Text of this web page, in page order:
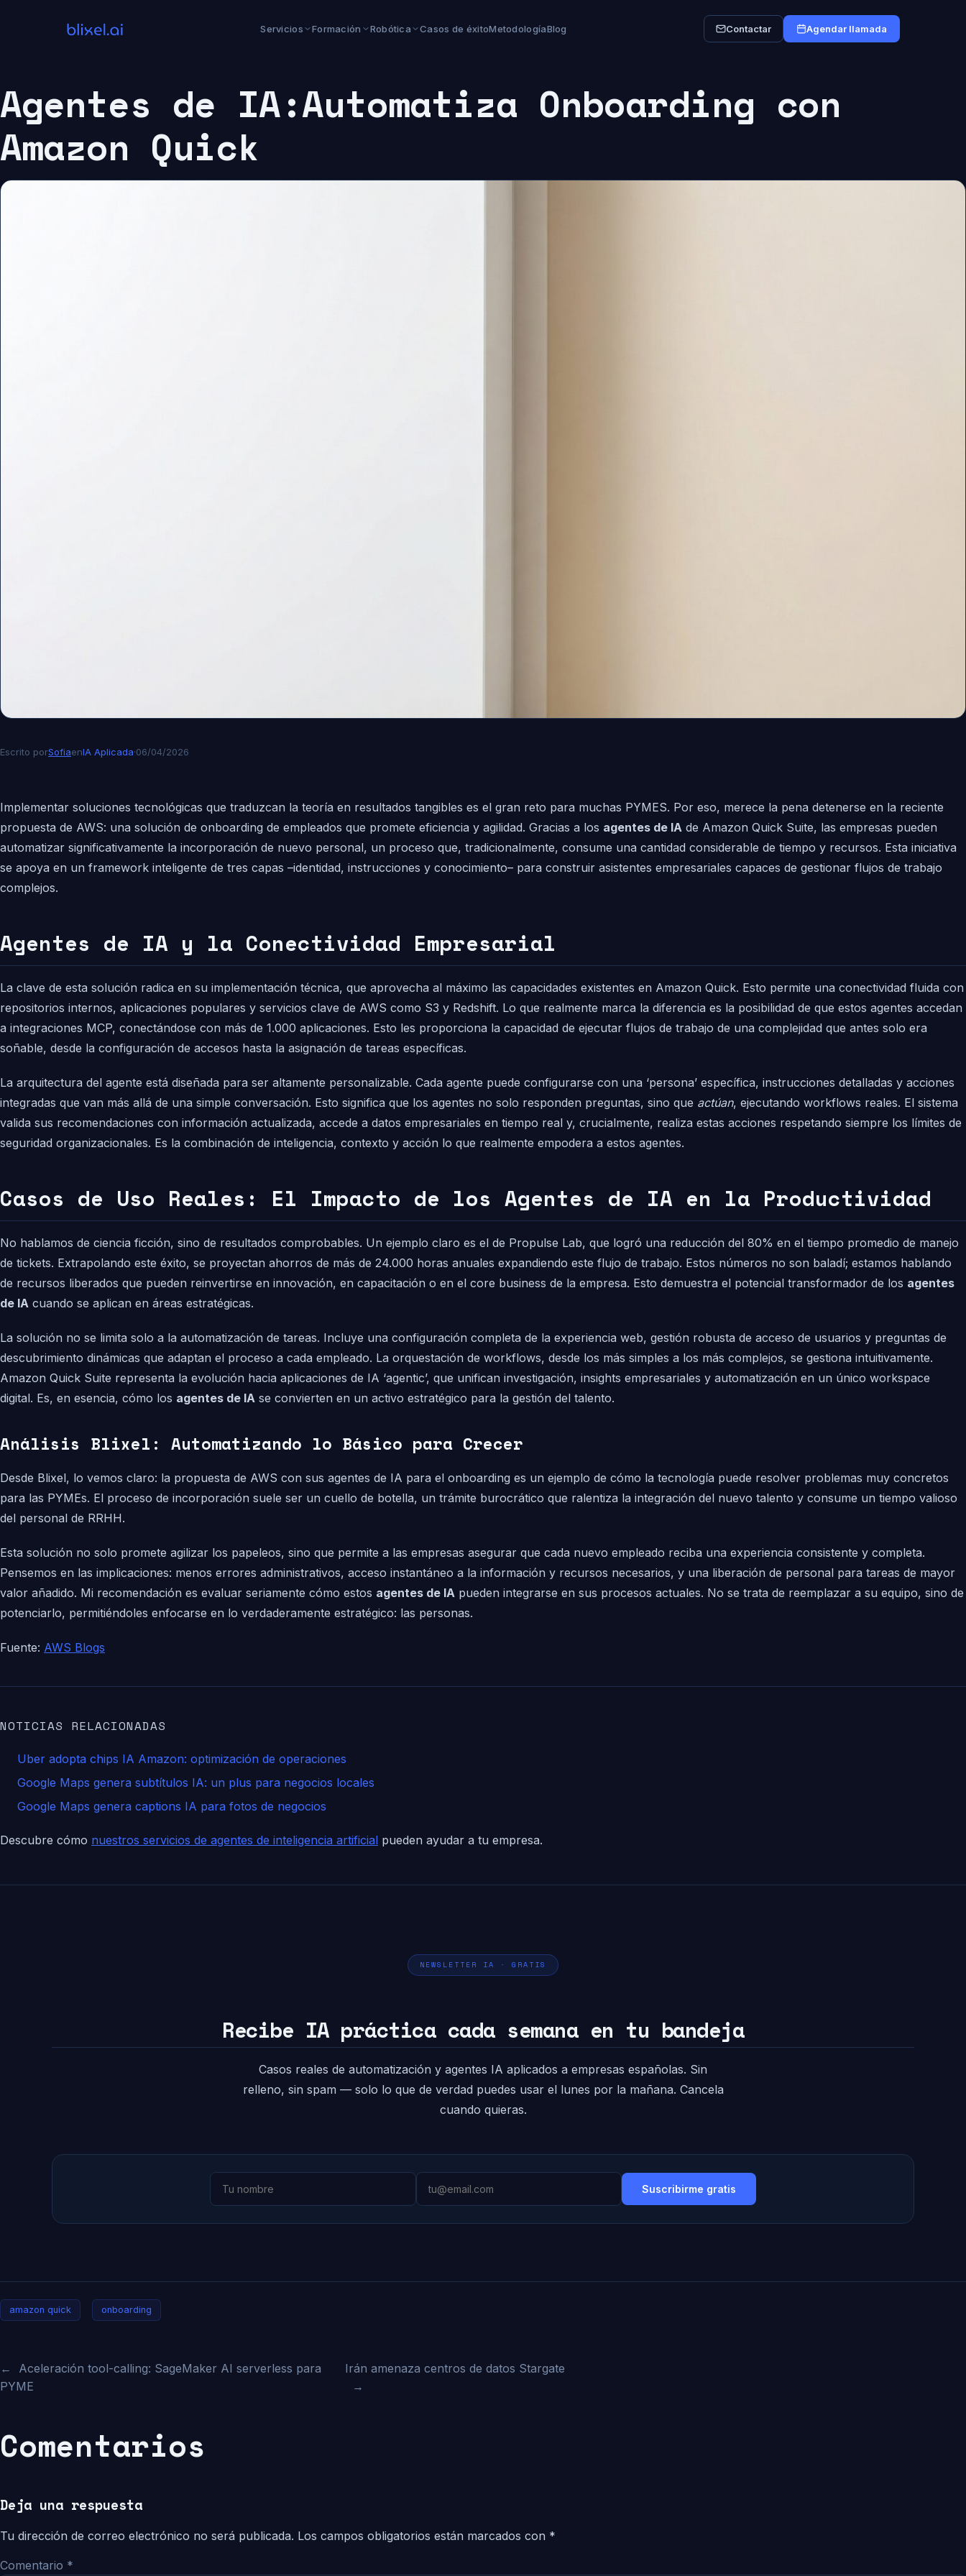
Servicios Formación Robótica Casos de éxitoMetodologíaBlog Contactar Agendar llamada
Agentes de IA:Automatiza Onboarding con
Amazon Quick
Escrito porSofiaenIA Aplicada·06/04/2026
Implementar soluciones tecnológicas que traduzcan la teoría en resultados tangibles es el gran reto para muchas PYMES. Por eso, merece la pena detenerse en la reciente
propuesta de AWS: una solución de onboarding de empleados que promete eficiencia y agilidad. Gracias a los agentes de IA de Amazon Quick Suite, las empresas pueden
automatizar significativamente la incorporación de nuevo personal, un proceso que, tradicionalmente, consume una cantidad considerable de tiempo y recursos. Esta iniciativa
se apoya en un framework inteligente de tres capas –identidad, instrucciones y conocimiento– para construir asistentes empresariales capaces de gestionar flujos de trabajo
complejos.
Agentes de IA y la Conectividad Empresarial
La clave de esta solución radica en su implementación técnica, que aprovecha al máximo las capacidades existentes en Amazon Quick. Esto permite una conectividad fluida con
repositorios internos, aplicaciones populares y servicios clave de AWS como S3 y Redshift. Lo que realmente marca la diferencia es la posibilidad de que estos agentes accedan
a integraciones MCP, conectándose con más de 1.000 aplicaciones. Esto les proporciona la capacidad de ejecutar flujos de trabajo de una complejidad que antes solo era
soñable, desde la configuración de accesos hasta la asignación de tareas específicas.
La arquitectura del agente está diseñada para ser altamente personalizable. Cada agente puede configurarse con una ‘persona’ específica, instrucciones detalladas y acciones
integradas que van más allá de una simple conversación. Esto significa que los agentes no solo responden preguntas, sino que actúan, ejecutando workflows reales. El sistema
valida sus recomendaciones con información actualizada, accede a datos empresariales en tiempo real y, crucialmente, realiza estas acciones respetando siempre los límites de
seguridad organizacionales. Es la combinación de inteligencia, contexto y acción lo que realmente empodera a estos agentes.
Casos de Uso Reales: El Impacto de los Agentes de IA en la Productividad
No hablamos de ciencia ficción, sino de resultados comprobables. Un ejemplo claro es el de Propulse Lab, que logró una reducción del 80% en el tiempo promedio de manejo
de tickets. Extrapolando este éxito, se proyectan ahorros de más de 24.000 horas anuales expandiendo este flujo de trabajo. Estos números no son baladí; estamos hablando
de recursos liberados que pueden reinvertirse en innovación, en capacitación o en el core business de la empresa. Esto demuestra el potencial transformador de los agentes
de IA cuando se aplican en áreas estratégicas.
La solución no se limita solo a la automatización de tareas. Incluye una configuración completa de la experiencia web, gestión robusta de acceso de usuarios y preguntas de
descubrimiento dinámicas que adaptan el proceso a cada empleado. La orquestación de workflows, desde los más simples a los más complejos, se gestiona intuitivamente.
Amazon Quick Suite representa la evolución hacia aplicaciones de IA ‘agentic’, que unifican investigación, insights empresariales y automatización en un único workspace
digital. Es, en esencia, cómo los agentes de IA se convierten en un activo estratégico para la gestión del talento.
Análisis Blixel: Automatizando lo Básico para Crecer
Desde Blixel, lo vemos claro: la propuesta de AWS con sus agentes de IA para el onboarding es un ejemplo de cómo la tecnología puede resolver problemas muy concretos
para las PYMEs. El proceso de incorporación suele ser un cuello de botella, un trámite burocrático que ralentiza la integración del nuevo talento y consume un tiempo valioso
del personal de RRHH.
Esta solución no solo promete agilizar los papeleos, sino que permite a las empresas asegurar que cada nuevo empleado reciba una experiencia consistente y completa.
Pensemos en las implicaciones: menos errores administrativos, acceso instantáneo a la información y recursos necesarios, y una liberación de personal para tareas de mayor
valor añadido. Mi recomendación es evaluar seriamente cómo estos agentes de IA pueden integrarse en sus procesos actuales. No se trata de reemplazar a su equipo, sino de
potenciarlo, permitiéndoles enfocarse en lo verdaderamente estratégico: las personas.
Fuente: AWS Blogs
NOTICIAS RELACIONADAS
Uber adopta chips IA Amazon: optimización de operaciones
Google Maps genera subtítulos IA: un plus para negocios locales
Google Maps genera captions IA para fotos de negocios
Descubre cómo nuestros servicios de agentes de inteligencia artificial pueden ayudar a tu empresa.
NEWSLETTER IA · GRATIS
Recibe IA práctica cada semana en tu bandeja
Casos reales de automatización y agentes IA aplicados a empresas españolas. Sin
relleno, sin spam — solo lo que de verdad puedes usar el lunes por la mañana. Cancela
cuando quieras.
Suscribirme gratis
amazon quick onboarding
←
Aceleración tool-calling: SageMaker AI serverless para
PYME
Irán amenaza centros de datos Stargate
→
Comentarios
Deja una respuesta
Tu dirección de correo electrónico no será publicada. Los campos obligatorios están marcados con *
Comentario *